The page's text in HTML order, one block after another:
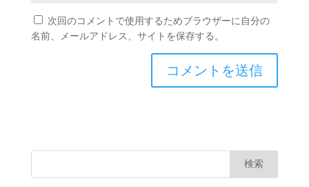
次回のコメントで使用するためブラウザーに自分の
名前、メールアドレス、サイトを保存する。